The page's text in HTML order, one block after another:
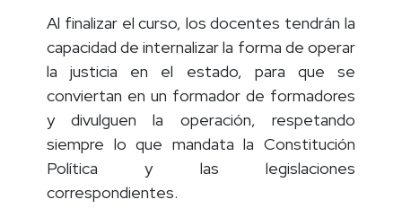
Al finalizar el curso, los docentes tendrán la
capacidad de internalizar la forma de operar
la justicia en el estado, para que se
conviertan en un formador de formadores
y divulguen la operación, respetando
siempre lo que mandata la Constitución
Política y las legislaciones
correspondientes.